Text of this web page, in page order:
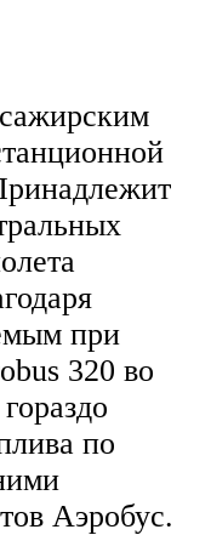
при
320 во
по
Аэробус.